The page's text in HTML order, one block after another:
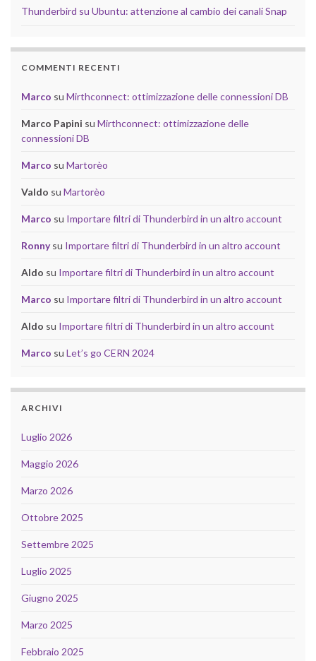
Thunderbird su Ubuntu: attenzione al cambio dei canali Snap
COMMENTI RECENTI
Marco su Mirthconnect: ottimizzazione delle connessioni DB
Marco Papini su Mirthconnect: ottimizzazione delle
connessioni DB
Marco su Martorèo
Valdo su Martorèo
Marco su Importare filtri di Thunderbird in un altro account
Ronnysu Importare filtri di Thunderbird in un altro account
Aldo su Importare filtri di Thunderbird in un altro account
Marco su Importare filtri di Thunderbird in un altro account
Aldo su Importare filtri di Thunderbird in un altro account
Marco su Let’s go CERN 2024
ARCHIVI
Luglio 2026
Maggio 2026
Marzo 2026
Ottobre 2025
Settembre 2025
Luglio 2025
Giugno 2025
Marzo 2025
Febbraio 2025